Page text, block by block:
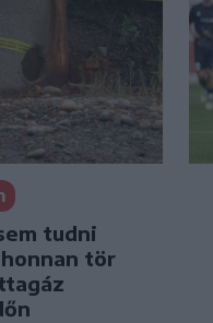
tudni
tör